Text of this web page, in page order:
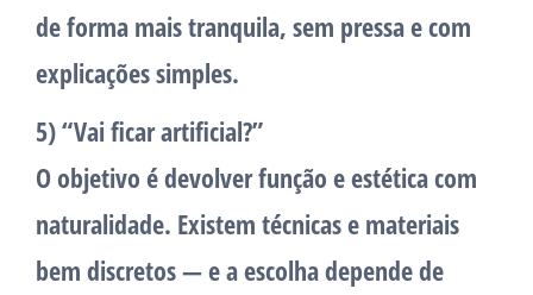
de forma mais tranquila, sem pressa e com
explicações simples.
5) “Vai ficar artificial?”
O objetivo é devolver função e estética com
naturalidade. Existem técnicas e materiais
bem discretos — e a escolha depende de